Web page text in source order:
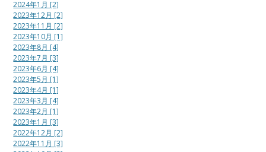
2024年1月 [2]
2023年12月 [2]
2023年11月 [2]
2023年10月 [1]
2023年8月 [4]
2023年7月 [3]
2023年6月 [4]
2023年5月 [1]
2023年4月 [1]
2023年3月 [4]
2023年2月 [1]
2023年1月 [3]
2022年12月 [2]
2022年11月 [3]